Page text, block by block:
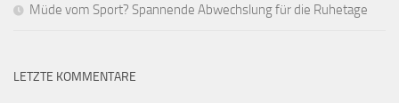
Müde vom Sport? Spannende Abwechslung für die Ruhetage
LETZTE KOMMENTARE